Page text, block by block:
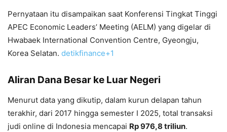
Pernyataan itu disampaikan saat Konferensi Tingkat Tinggi
APEC Economic Leaders’ Meeting (AELM) yang digelar di
Hwabaek International Convention Centre, Gyeongju,
Korea Selatan. detikfinance+1
Aliran Dana Besar ke Luar Negeri
Menurut data yang dikutip, dalam kurun delapan tahun
terakhir, dari 2017 hingga semester I 2025, total transaksi
judi online di Indonesia mencapai Rp 976,8 triliun.